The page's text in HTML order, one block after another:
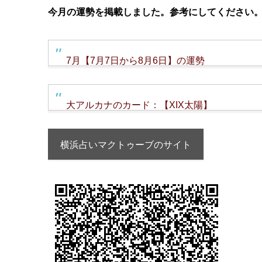
今月の運勢を掲載しました。参考にしてください
7月【7月7日から8月6日】の運勢
大アルカナのカード：【XIX太陽】
横浜占いマクトゥーブのサイト